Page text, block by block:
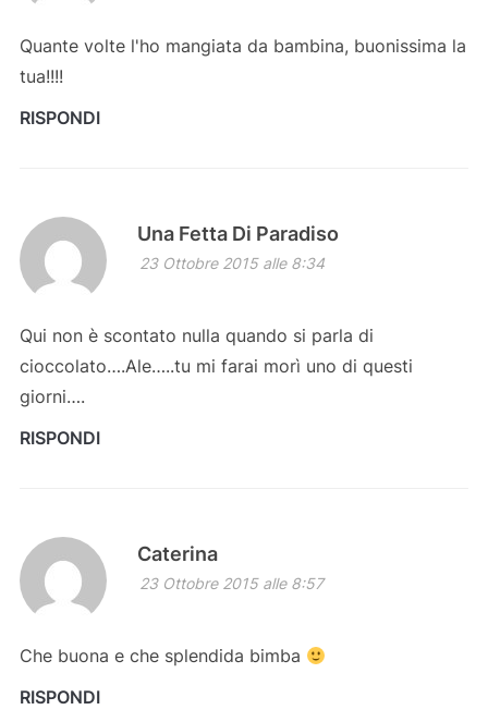
Quante volte l'ho mangiata da bambina, buonissima la
tua!!!!
RISPONDI
Una Fetta Di Paradiso
23 Ottobre 2015 alle 8:34
Qui non è scontato nulla quando si parla di
cioccolato….Ale…..tu mi farai morì uno di questi
giorni….
RISPONDI
Caterina
23 Ottobre 2015 alle 8:57
Che buona e che splendida bimba
RISPONDI